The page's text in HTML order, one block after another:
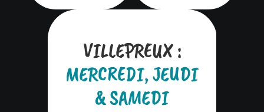
VILLEPREUX :
MERCREDI, JEUDI
& SAMEDI